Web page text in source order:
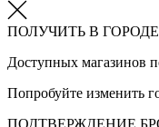
ПОЛУЧИТЬ В ГОРОДЕ
Доступных магазинов
Попробуйте изменить
ПОДТВЕРЖДЕНИЕ